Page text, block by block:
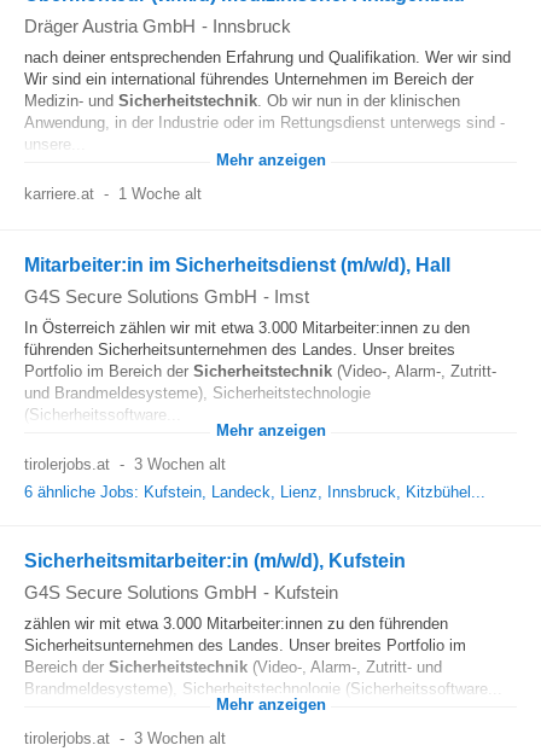
Dräger Austria GmbH - Innsbruck
nach deiner entsprechenden Erfahrung und Qualifikation. Wer wir sind
Wir sind ein international führendes Unternehmen im Bereich der
Medizin- und Sicherheitstechnik. Ob wir nun in der klinischen
Anwendung, in der Industrie oder im Rettungsdienst unterwegs sind -
unsere...
Mehr anzeigen
karriere.at - 1 Woche alt
Mitarbeiter:in im Sicherheitsdienst (m/w/d), Hall
G4S Secure Solutions GmbH - Imst
In Österreich zählen wir mit etwa 3.000 Mitarbeiter:innen zu den
führenden Sicherheitsunternehmen des Landes. Unser breites
Portfolio im Bereich der Sicherheitstechnik (Video-, Alarm-, Zutritt-
und Brandmeldesysteme), Sicherheitstechnologie
(Sicherheitssoftware...
Mehr anzeigen
tirolerjobs.at - 3 Wochen alt
6 ähnliche Jobs: Kufstein, Landeck, Lienz, Innsbruck, Kitzbühel...
Sicherheitsmitarbeiter:in (m/w/d), Kufstein
G4S Secure Solutions GmbH - Kufstein
zählen wir mit etwa 3.000 Mitarbeiter:innen zu den führenden
Sicherheitsunternehmen des Landes. Unser breites Portfolio im
Bereich der Sicherheitstechnik (Video-, Alarm-, Zutritt- und
Brandmeldesysteme), Sicherheitstechnologie (Sicherheitssoftware...
Mehr anzeigen
tirolerjobs.at - 3 Wochen alt